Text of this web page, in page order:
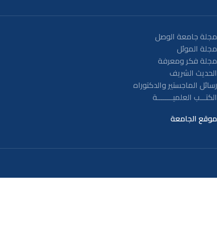
مجلة جامعة الوصل
مجلة الموئل
مجلة فكر ومعرفة
الحديث الشريف
رسائل الماجستير والدكتوراه
الكتـــب العلميــــــــة
موقع الجامعة